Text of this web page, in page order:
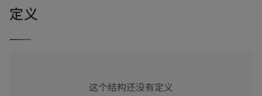
定义
这个结构还没有定义